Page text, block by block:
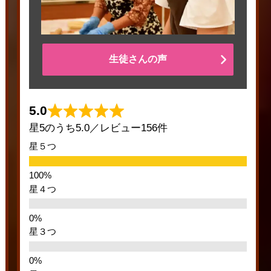
生徒さんの声
5.0
星5のうち5.0／レビュー156件
星５つ
星４つ
星３つ